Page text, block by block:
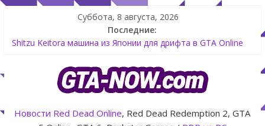
Суббота, 8 августа, 2026
Последние:
Shitzu Keitora машина из Японии для дрифта в GTA Online
GTA Online уже 14 июля
GTA Online: Rockstar запускает программу Fine Art Collector
с наградами
Летнее обновление для GTA 5 Online The Kortz Center Heist
Как создать аккаунт Rockstar Games Social Club инструкция
Новости Red Dead Online, Red Dead Redemption 2, GTA